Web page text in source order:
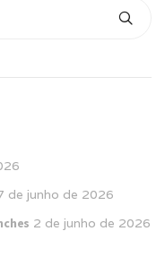
de junho de 2026
2 de junho de 2026